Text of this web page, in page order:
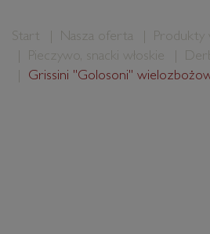
Start Nasza oferta
Produkty
Pieczywo, snacki włoskie
Grissini "Golosoni"